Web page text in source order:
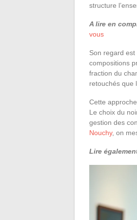
structure
A lire en
vous
Son regard
compositions
fraction du
retouchés que
Cette
Le choix du
gestion des
Nouchy, on
Lire